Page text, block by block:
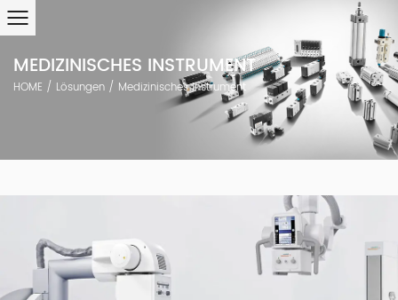
MEDIZINISCHES INSTRUMENT
HOME / Lösungen / Medizinisches Instrument